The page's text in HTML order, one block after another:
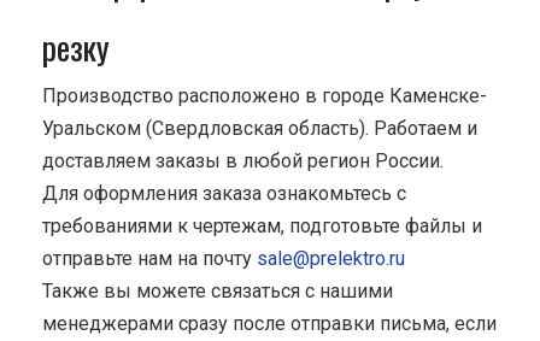
резку
Производство расположено в городе Каменске-
Уральском (Свердловская область). Работаем и
доставляем заказы в любой регион России.
Для оформления заказа ознакомьтесь с
требованиями к чертежам, подготовьте файлы и
отправьте нам на почту sale@prelektro.ru
Также вы можете связаться с нашими
менеджерами сразу после отправки письма, если